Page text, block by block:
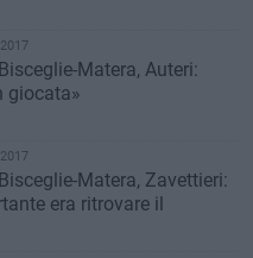
Matera, Auteri:
giocata»
Matera, Zavettieri:
era ritrovare il